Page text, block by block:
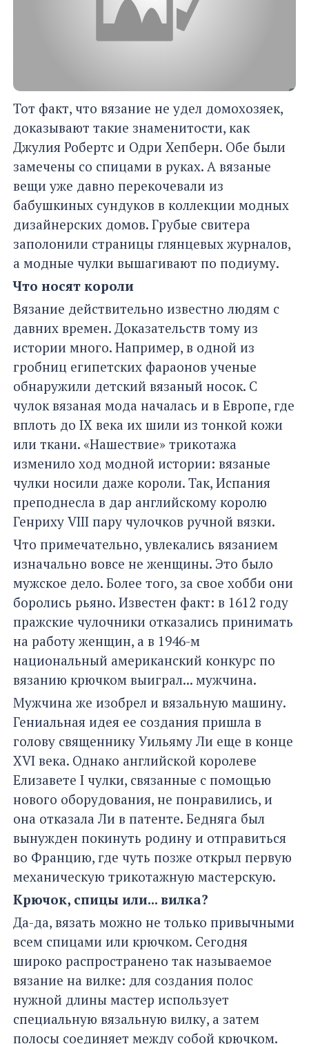
Тот факт, что вязание не удел домохозяек,
доказывают такие знаменитости, как
Джулия Робертс и Одри Хепберн. Обе были
замечены со спицами в руках. А вязаные
вещи уже давно перекочевали из
бабушкиных сундуков в коллекции модных
дизайнерских домов. Грубые свитера
заполонили страницы глянцевых журналов,
а модные чулки вышагивают по подиуму.
Что носят короли
Вязание действительно известно людям с
давних времен. Доказательств тому из
истории много. Например, в одной из
гробниц египетских фараонов ученые
обнаружили детский вязаный носок. С
чулок вязаная мода началась и в Европе, где
вплоть до IX века их шили из тонкой кожи
или ткани. «Нашествие» трикотажа
изменило ход модной истории: вязаные
чулки носили даже короли. Так, Испания
преподнесла в дар английскому королю
Генриху VIII пару чулочков ручной вязки.
Что примечательно, увлекались вязанием
изначально вовсе не женщины. Это было
мужское дело. Более того, за свое хобби они
боролись рьяно. Известен факт: в 1612 году
пражские чулочники отказались принимать
на работу женщин, а в 1946-м
национальный американский конкурс по
вязанию крючком выиграл... мужчина.
Мужчина же изобрел и вязальную машину.
Гениальная идея ее создания пришла в
голову священнику Уильяму Ли еще в конце
XVI века. Однако английской королеве
Елизавете I чулки, связанные с помощью
нового оборудования, не понравились, и
она отказала Ли в патенте. Бедняга был
вынужден покинуть родину и отправиться
во Францию, где чуть позже открыл первую
механическую трикотажную мастерскую.
Крючок, спицы или... вилка?
Да-да, вязать можно не только привычными
всем спицами или крючком. Сегодня
широко распространено так называемое
вязание на вилке: для создания полос
нужной длины мастер использует
специальную вязальную вилку, а затем
полосы соединяет между собой крючком.